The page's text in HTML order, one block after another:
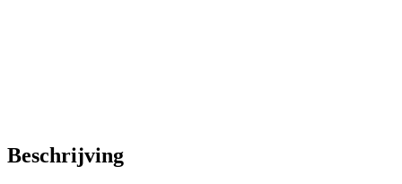
Beschrijving